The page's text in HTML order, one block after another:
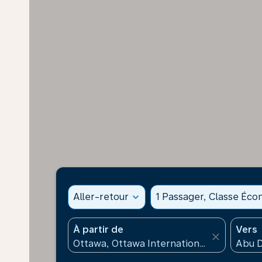
Aller-retour expand_more 1 Passager, Classe
À partir de
close
Vers